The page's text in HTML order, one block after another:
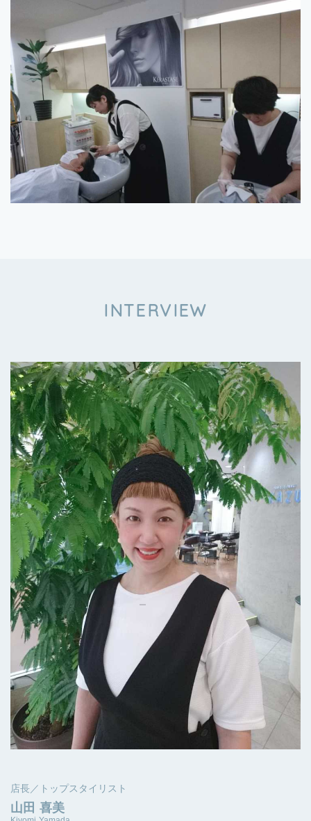
INTERVIEW
店長／トップスタイリスト
山田 喜美